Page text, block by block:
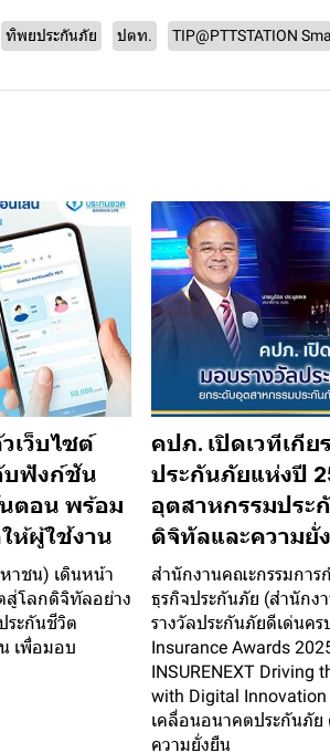
ทิพยประกันภัย ปตท. TIP@PTTSTATION
เว็บไซต์
บฟังก์ชัน
ตอน พร้อม
ห้ผู้ใช้งาน
าชน) เดินหน้า
สู่โลกดิจิทัลอย่าง
ระกันชีวิต
เพื่อมอบ
คปภ. เปิดเวทีเกี
ประกันภัยแห่งปี
อุตสาหกรรมประ
ดิจิทัลและความยั่
สำนักงานคณะกรรมการ
ธุรกิจประกันภัย (สำนัก
รางวัลประกันภัยดีเด่นค
Insurance Awards
INSURENEXT Driving
with Digital
เคลื่อนอนาคตประกันภั
ความยั่งยืน